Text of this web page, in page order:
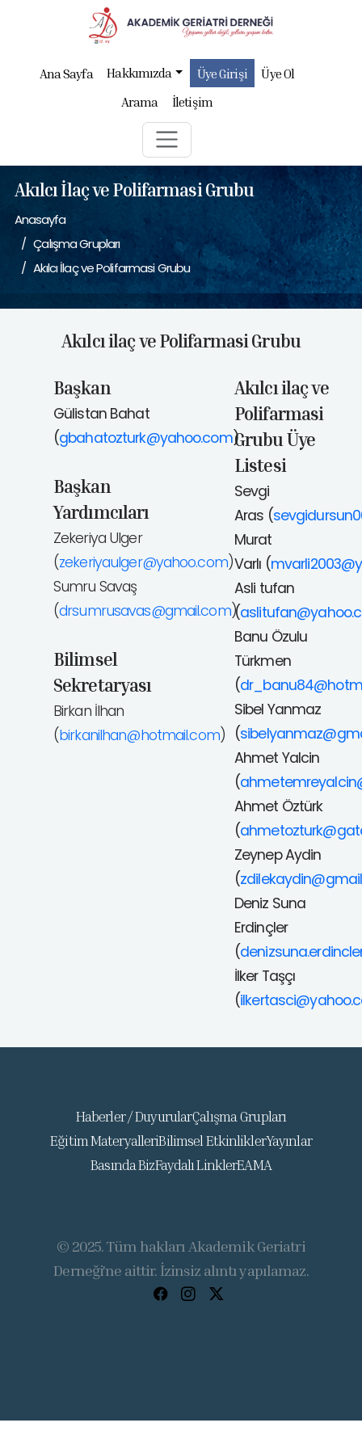
Ana Sayfa Hakkımızda Üye Girişi
Üye Ol
Arama
İletişim
Akılcı İlaç ve Polifarmasi Grubu
Anasayfa
Çalışma Grupları
Akılcı İlaç ve Polifarmasi Grubu
Akılcı ilaç ve Polifarmasi Grubu
Başkan
Gülistan Bahat
(gbahatozturk@yahoo.com)
Başkan
Yardımcıları
Zekeriya Ulger
(zekeriyaulger@yahoo.com)
Sumru Savaş
(drsumrusavas@gmail.com)
Bilimsel
Sekretaryası
Birkan İlhan
(birkanilhan@hotmail.com)
Akılcı ilaç ve
Polifarmasi
Grubu Üye
Listesi
Sevgi
Aras (
Murat
Varlı (
Asli tufan
(
Banu Özulu
Türkmen
(
Sibel Yanmaz
(
Ahmet Yalcin
(
Ahmet Öztürk
(
Zeynep Aydin
(
Deniz Suna
Erdinçler
(
İlker Taşçı
(
Haberler / DuyurularÇalışma Grupları
Eğitim MateryalleriBilimsel EtkinliklerYayınlar
Basında BizFaydalı LinklerEAMA
© 2025. Tüm hakları Akademik Geriatri
Derneği'ne aittir. İzinsiz alıntı yapılamaz.